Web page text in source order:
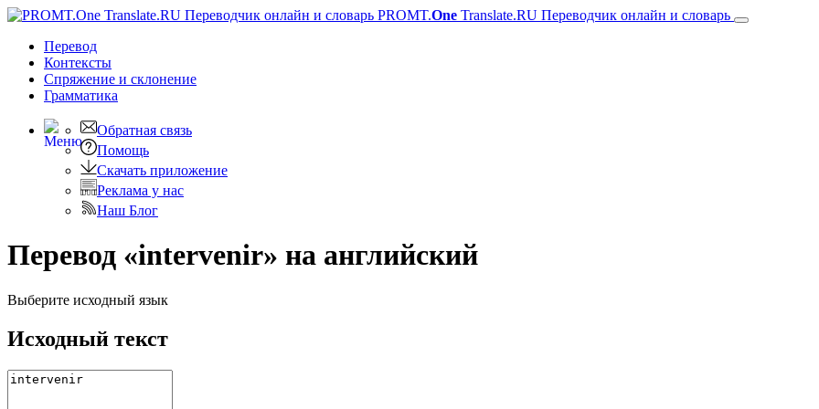
PROMT.One Translate.RU Переводчик онлайн и словарь
Перевод
Контексты
Спряжение и склонение
Грамматика
Обратная связь
Помощь
Скачать приложение
Реклама у нас
Наш Блог
Перевод «intervenir» на английский
Выберите исходный язык
Исходный текст